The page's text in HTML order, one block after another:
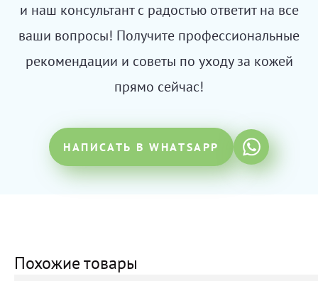
и наш консультант с радостью ответит на все
ваши вопросы! Получите профессиональные
рекомендации и советы по уходу за кожей
прямо сейчас!
НАПИСАТЬ В WHATSAPP
Похожие товары